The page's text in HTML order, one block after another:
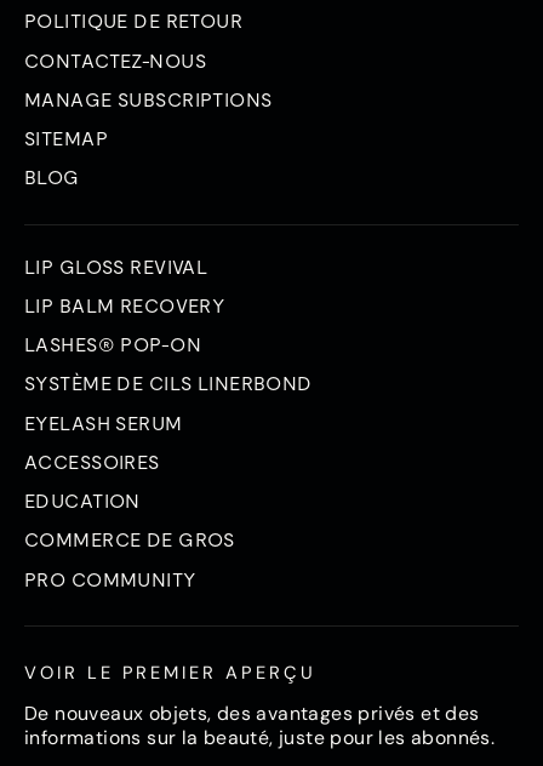
POLITIQUE DE RETOUR
CONTACTEZ-NOUS
MANAGE SUBSCRIPTIONS
SITEMAP
BLOG
LIP GLOSS REVIVAL
LIP BALM RECOVERY
LASHES® POP-ON
SYSTÈME DE CILS LINERBOND
EYELASH SERUM
ACCESSOIRES
EDUCATION
COMMERCE DE GROS
PRO COMMUNITY
VOIR LE PREMIER APERÇU
De nouveaux objets, des avantages privés et des
informations sur la beauté, juste pour les abonnés.